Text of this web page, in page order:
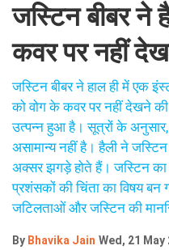
जस्टिन बीबर ने
कवर पर नहीं
जस्टिन बीबर ने हाल ही में एक
को वोग के कवर पर नहीं देखने
उत्पन्न हुआ है। सूत्रों के अनुसार,
असामान्य नहीं है। हैली ने
अक्सर झगड़े होते हैं। जस्टिन का
प्रशंसकों की चिंता का विषय
जटिलताओं और जस्टिन की
By Bhavika Jain Wed, 21 May